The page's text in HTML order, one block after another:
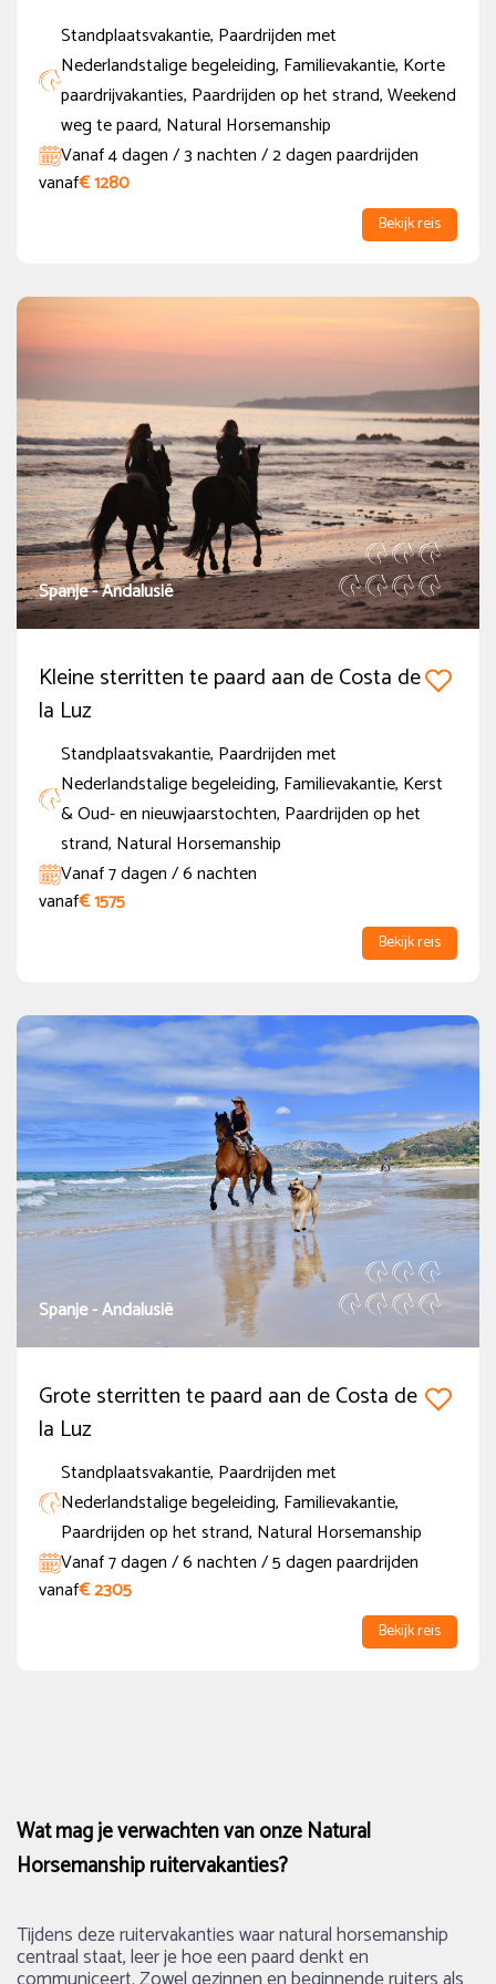
Duur
tot 6 dagen
(1)
7 tot 12 dagen
(3)
10
17
18 19 20 21
24
25 26 27 28 29
30
Vakantie periode
(3)
Kerstvakantie (BE)
Nieuwe of populaire reizen
Nieuw
Ruiterniveau
Gevorderde beginner
(1)
Zeer gevorderde Ruiter
(4)
1-persoons accommodatie
(4)
Niet-ruiter
(4)
Standplaatsvakantie, Paardrijden met
Nederlandstalige begeleiding, Familievakantie, Korte
paardrijvakanties, Paardrijden op het strand, Weekend
weg te paard, Natural Horsemanship
Vanaf 4 dagen / 3 nachten / 2 dagen paardrijden
vanaf€ 1280
Bekijk reis
Spanje - Andalusië
Kleine sterritten te paard aan de Costa de
la Luz
Standplaatsvakantie, Paardrijden met
Nederlandstalige begeleiding, Familievakantie, Kerst
& Oud- en nieuwjaarstochten, Paardrijden op het
strand, Natural Horsemanship
Vanaf 7 dagen / 6 nachten
vanaf€ 1575
Bekijk reis
Spanje - Andalusië
Grote sterritten te paard aan de Costa de
la Luz
Standplaatsvakantie, Paardrijden met
Nederlandstalige begeleiding, Familievakantie,
Paardrijden op het strand, Natural Horsemanship
Vanaf 7 dagen / 6 nachten / 5 dagen paardrijden
vanaf€ 2305
Bekijk reis
Wat mag je verwachten van onze Natural
Horsemanship ruitervakanties?
Tijdens deze ruitervakanties waar natural horsemanship
centraal staat, leer je hoe een paard denkt en